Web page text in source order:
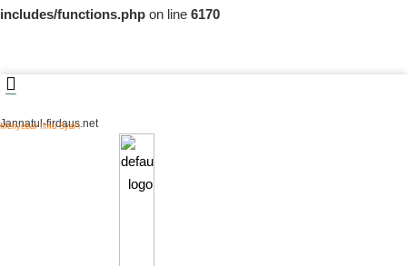
includes/functions.php on line 6170
Jannatul-firdaus.net
Menyebar Ilmu Syar’i